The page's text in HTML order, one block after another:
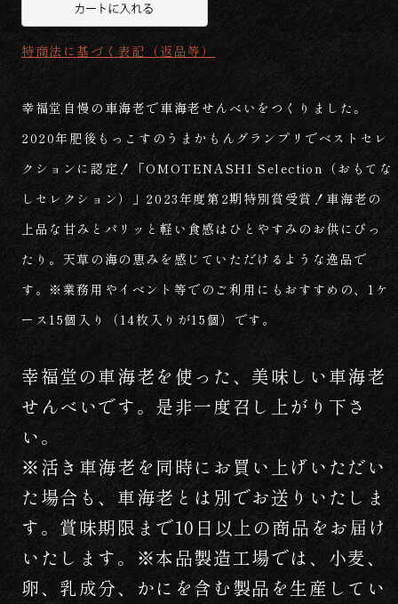
特商法に基づく表記（返品等）
幸福堂自慢の車海老で車海老せんべいをつくりました。
2020年肥後もっこすのうまかもんグランプリでベストセレ
クションに認定！「OMOTENASHI Selection（おもてな
しセレクション）」2023年度第2期特別賞受賞！車海老の
上品な甘みとパリッと軽い食感はひとやすみのお供にぴっ
たり。天草の海の恵みを感じていただけるような逸品で
す。※業務用やイベント等でのご利用にもおすすめの、1ケ
ース15個入り（14枚入りが15個）です。
幸福堂の車海老を使った、美味しい車海老
せんべいです。是非一度召し上がり下さ
い。
※活き車海老を同時にお買い上げいただい
た場合も、車海老とは別でお送りいたしま
す。賞味期限まで10日以上の商品をお届け
いたします。※本品製造工場では、小麦、
卵、乳成分、かにを含む製品を生産してい